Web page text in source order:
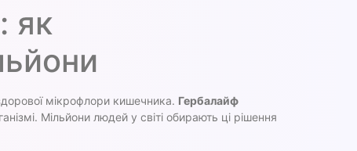
як
мікрофлори кишечника. Гербалайф
Мільйони людей у світі обирають ці рішення